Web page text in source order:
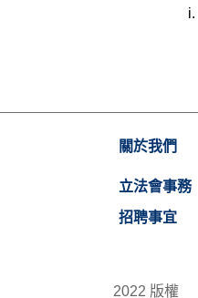
關於我們
立法會事務
招聘事宜
2022 版權